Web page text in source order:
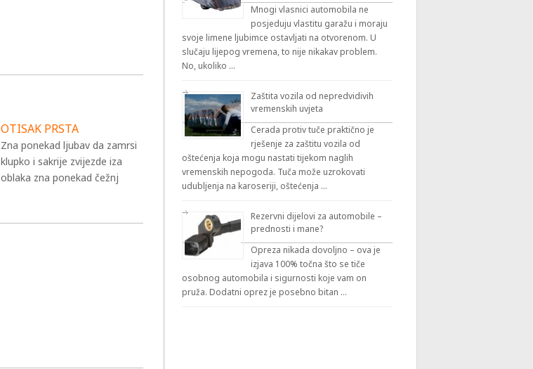
OTISAK PRSTA
Zna ponekad ljubav da zamrsi
klupko i sakrije zvijezde iza
oblaka zna ponekad čežnj
Mnogi vlasnici automobila ne
posjeduju vlastitu garažu i moraju
svoje limene ljubimce ostavljati na otvorenom. U
slučaju lijepog vremena, to nije nikakav problem.
No, ukoliko …
Zaštita vozila od nepredvidivih
vremenskih uvjeta
Cerada protiv tuče praktično je
rješenje za zaštitu vozila od
oštećenja koja mogu nastati tijekom naglih
vremenskih nepogoda. Tuča može uzrokovati
udubljenja na karoseriji, oštećenja …
Rezervni dijelovi za automobile –
prednosti i mane?
Opreza nikada dovoljno – ova je
izjava 100% točna što se tiče
osobnog automobila i sigurnosti koje vam on
pruža. Dodatni oprez je posebno bitan …